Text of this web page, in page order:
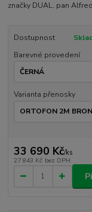
značky DUAL, pan
Dostupnost
Barevné provedení
Varianta přenosky
33 690 Kč/ks
27 843 Kč bez DPH